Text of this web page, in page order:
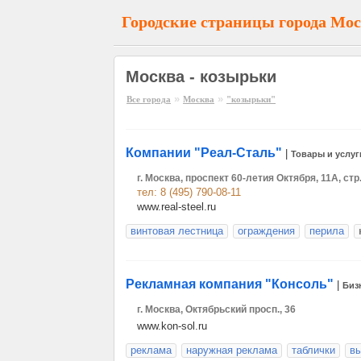
Городские страницы города
Москва - козырьки
Все города » Москва » "козырьки"
Компании "Реал-Сталь" Товары и
г. Москва, проспект 60-летия Октября, 11А,
тел: 8 (495) 790-08-11
www.real-steel.ru
винтовая лестница
ограждения перила
Рекламная компания "Консоль"
г. Москва, Октябрьский просп., 36
www.kon-sol.ru
реклама
наружная реклама таблички